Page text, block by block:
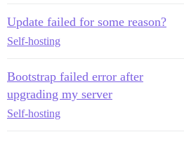
Update failed for some reason?
Self-hosting
Bootstrap failed error after
upgrading my server
Self-hosting